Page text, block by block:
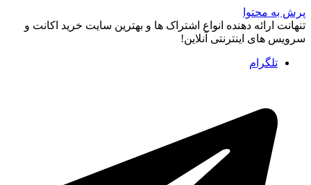
پرش به محتوا
تنهانت ارائه دهنده انواع اشتراک ها و بهترین سایت خرید اکانت و
سرویس های اینترنتی آنلاین!
تلگرام